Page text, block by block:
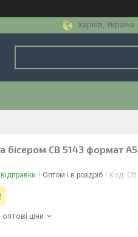
Харків, Україна
бісером СВ 5143 формат А5
Оптом і в роздріб Код: СВ
ціни